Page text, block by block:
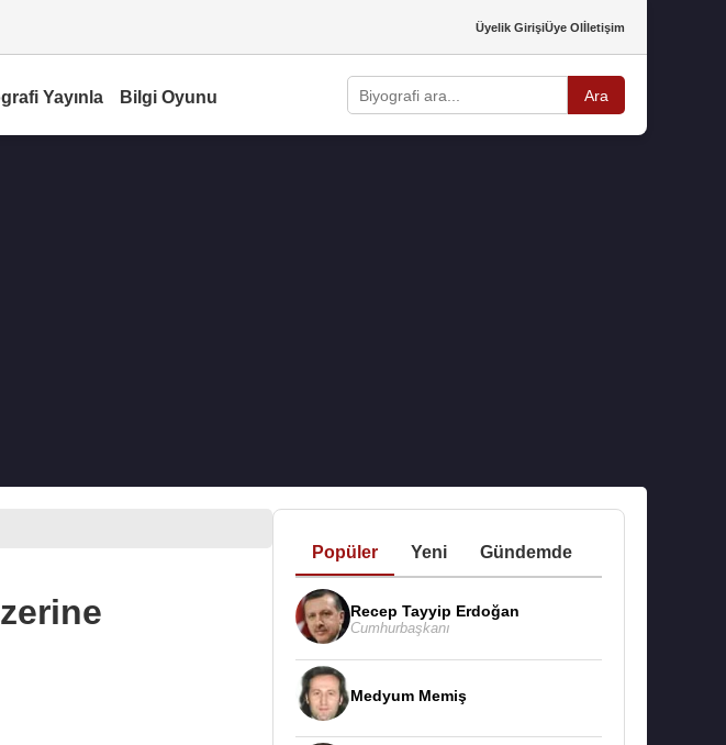
Üyelik GirişiÜye Olİletişim
Yayınla Bilgi Oyunu Ara
Popüler Yeni Gündemde
Recep Tayyip Erdoğan
Cumhurbaşkanı
Medyum Memiş